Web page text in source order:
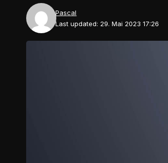
Last updated: 29. Mai 2023 17:26
Pascal